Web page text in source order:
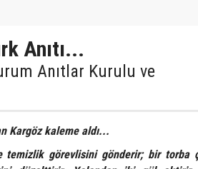
Anıtı...
Anıtlar Kurulu ve
Kargöz kaleme aldı...
görevlisini gönderir; bir torba